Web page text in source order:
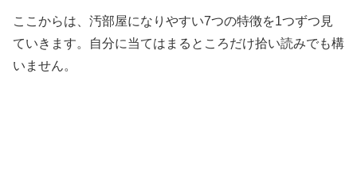
ここからは、汚部屋になりやすい7つの特徴を1つずつ見
ていきます。自分に当てはまるところだけ拾い読みでも構
いません。